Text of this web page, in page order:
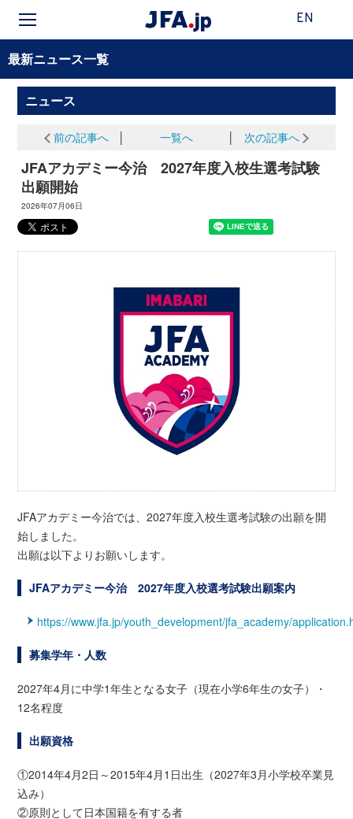
EN
最新ニュース一覧
ニュース
前の記事へ 一覧へ 次の記事へ
JFAアカデミー今治 2027年度入校生選考試験
出願開始
2026年07月06日
JFAアカデミー今治では、2027年度入校生選考試験の出願を開
始しました。
出願は以下よりお願いします。
JFAアカデミー今治 2027年度入校選考試験出願案内
https://www.jfa.jp/youth_development/jfa_academy/
募集学年・人数
2027年4月に中学1年生となる女子（現在小学6年生の女子）・
12名程度
出願資格
①2014年4月2日～2015年4月1日出生（2027年3月小学校卒業見
込み）
②原則として日本国籍を有する者